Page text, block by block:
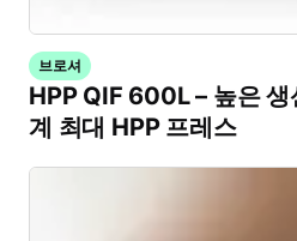
브로셔
HPP QIF 600L – 높은 생
계 최대 HPP 프레스